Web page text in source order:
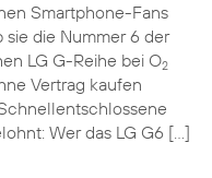
Smartphone-Fans
sie die Nummer 6 der
LG G-Reihe bei O2
Vertrag kaufen
Wer das LG G6 […]